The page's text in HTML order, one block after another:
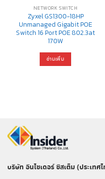
NETWORK SWITCH
Zyxel GS1300-18HP
Unmanaged Gigabit POE
Switch 16 Port POE 802.3at
170W
อ่านเพิ่ม
บริษัท อินไซเดอร์ ซิสเต็ม (ประเทศ